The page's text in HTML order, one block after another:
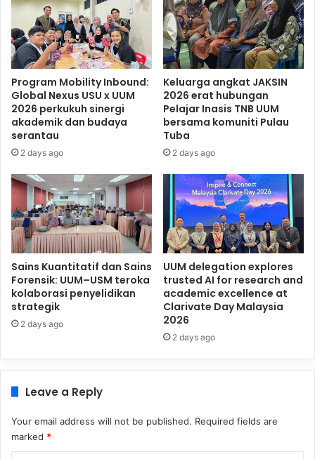
Program Mobility Inbound:
Global Nexus USU x UUM
2026 perkukuh sinergi
akademik dan budaya
serantau
2 days ago
Keluarga angkat JAKSIN
2026 erat hubungan
Pelajar Inasis TNB UUM
bersama komuniti Pulau
Tuba
2 days ago
Sains Kuantitatif dan Sains
Forensik: UUM–USM teroka
kolaborasi penyelidikan
strategik
2 days ago
UUM delegation explores
trusted AI for research and
academic excellence at
Clarivate Day Malaysia
2026
2 days ago
Leave a Reply
Your email address will not be published. Required fields are
marked *